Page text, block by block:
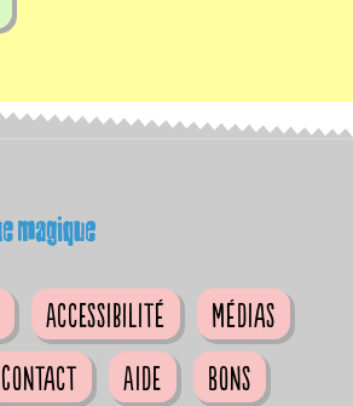
Accessibilité
Médias
Contact Aide
Bons